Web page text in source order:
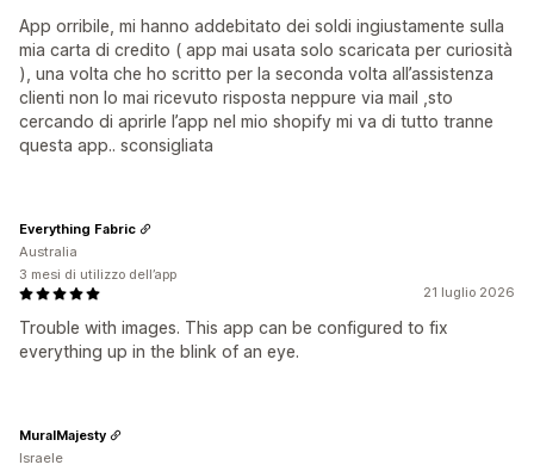
App orribile, mi hanno addebitato dei soldi ingiustamente sulla
mia carta di credito ( app mai usata solo scaricata per curiosità
), una volta che ho scritto per la seconda volta all’assistenza
clienti non lo mai ricevuto risposta neppure via mail ,sto
cercando di aprirle l’app nel mio shopify mi va di tutto tranne
questa app.. sconsigliata
21 luglio 2026
Trouble with images. This app can be configured to fix
everything up in the blink of an eye.
Everything Fabric
Australia
3 mesi di utilizzo dell’app
MuralMajesty
Israele